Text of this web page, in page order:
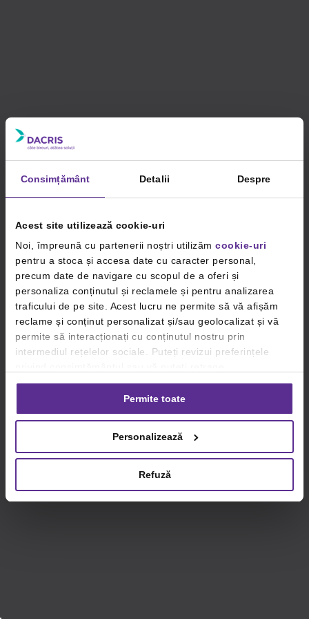
Consimțământ Detalii Despre
Acest site utilizează cookie-uri
Noi, împreună cu partenerii noștri utilizăm cookie-uri
pentru a stoca și accesa date cu caracter personal,
precum date de navigare cu scopul de a oferi și
personaliza conținutul și reclamele și pentru analizarea
traficului de pe site. Acest lucru ne permite să vă afișăm
reclame și conținut personalizat și/sau geolocalizat și vă
permite să interacționați cu conținutul nostru prin
intermediul rețelelor sociale. Puteți revizui preferințele
consimțământul oricând, făcând click pe linkul către
setările dvs. de cookie-uri.
privind utilizarea modulelor cookie.Detalii
Permite toate
Personalizează
Refuză